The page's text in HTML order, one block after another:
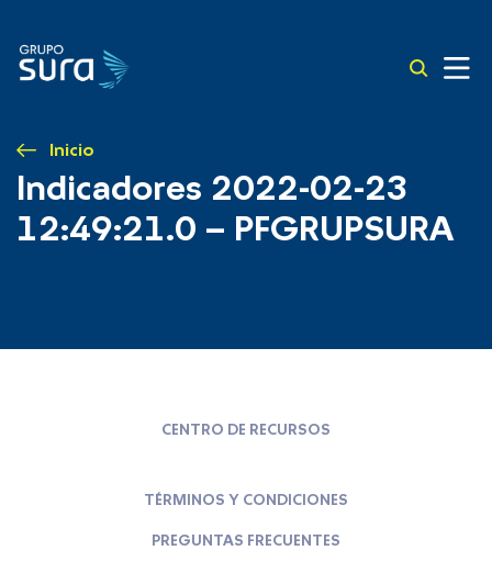
Inicio
Indicadores 2022-02-23
12:49:21.0 – PFGRUPSURA
CENTRO DE RECURSOS
TÉRMINOS Y CONDICIONES
PREGUNTAS FRECUENTES